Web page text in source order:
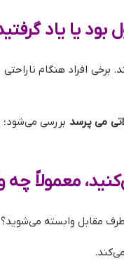
بود یا یاد
برخی افراد هنگام
می پرسد بررسی می‌شود؛
معمولاً
مقابل وابسته می‌شوید؟